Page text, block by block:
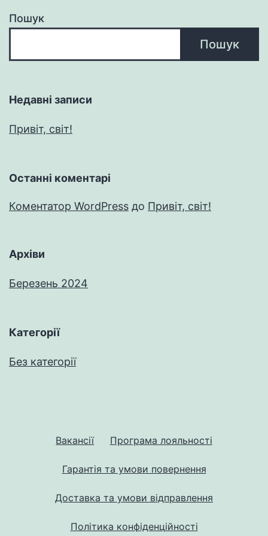
Пошук
Пошук
Недавні записи
Привіт, світ!
Останні коментарі
Коментатор WordPress до Привіт, світ!
Архіви
Березень 2024
Категорії
Без категорії
Вакансії Програма лояльності
Гарантія та умови повернення
Доставка та умови відправлення
Політика конфіденційності